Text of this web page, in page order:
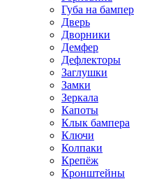
Губа на бампер
Дверь
Дворники
Демфер
Дефлекторы
Заглушки
Замки
Зеркала
Капоты
Клык бампера
Ключи
Колпаки
Крепёж
Кронштейны